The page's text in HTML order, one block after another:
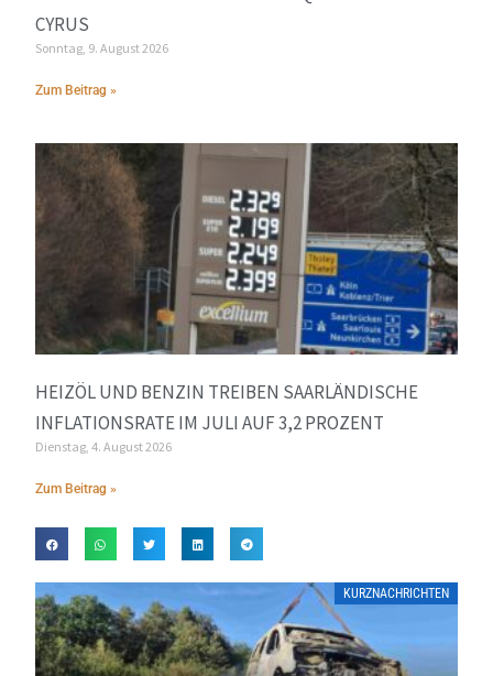
CYRUS
Sonntag, 9. August 2026
Zum Beitrag »
HEIZÖL UND BENZIN TREIBEN SAARLÄNDISCHE
INFLATIONSRATE IM JULI AUF 3,2 PROZENT
Dienstag, 4. August 2026
Zum Beitrag »
KURZNACHRICHTEN